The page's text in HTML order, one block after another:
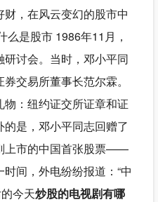
，在风云变幻的股市中
是股市 1986年11月，
讨会。当时，邓小平同
交易所董事长范尔霖。
：纽约证交所证章和证
是，邓小平同志回赠了
上市的中国首张股票——
间，外电纷纷报道：“中
今天炒股的电视剧有哪